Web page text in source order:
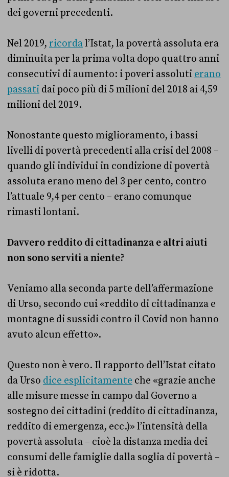
dei governi precedenti.
Nel 2019, ricordal’Istat, la povertà assoluta era
diminuita per la prima volta dopo quattro anni
consecutivi di aumento: i poveri assoluti erano
passati dai poco più di 5 milioni del 2018 ai 4,59
milioni del 2019.
Nonostante questo miglioramento, i bassi
livelli di povertà precedenti alla crisi del 2008 –
quando gli individui in condizione di povertà
assoluta erano meno del 3 per cento, contro
l’attuale 9,4 per cento – erano comunque
rimasti lontani.
Davvero reddito di cittadinanza e altri aiuti
non sono serviti a niente?
Veniamo alla seconda parte dell’affermazione
di Urso, secondo cui «reddito di cittadinanza e
montagne di sussidi contro il Covid non hanno
avuto alcun effetto».
Questo non è vero. Il rapporto dell’Istat citato
da Urso dice esplicitamente che «grazie anche
alle misure messe in campo dal Governo a
sostegno dei cittadini (reddito di cittadinanza,
reddito di emergenza, ecc.)» l’intensità della
povertà assoluta – cioè la distanza media dei
consumi delle famiglie dalla soglia di povertà –
si è ridotta.